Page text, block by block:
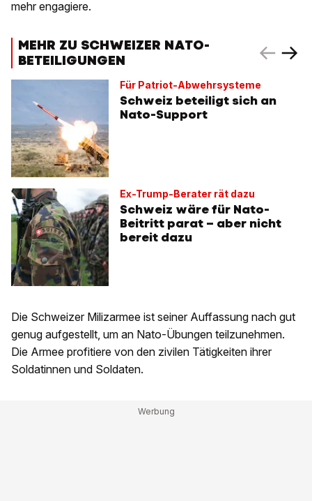
mehr engagiere.
MEHR ZU SCHWEIZER NATO-
BETEILIGUNGEN
Für Patriot-Abwehrsysteme
Schweiz beteiligt sich an
Nato-Support
Ex-Trump-Berater rät dazu
Schweiz wäre für Nato-
Beitritt parat – aber nicht
bereit dazu
Die Schweizer Milizarmee ist seiner Auffassung nach gut
genug aufgestellt, um an Nato-Übungen teilzunehmen.
Die Armee profitiere von den zivilen Tätigkeiten ihrer
Soldatinnen und Soldaten.